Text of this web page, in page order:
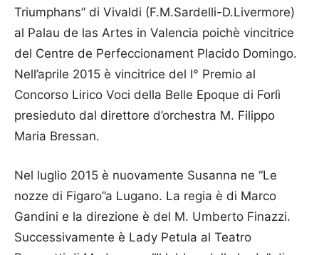
Triumphans” di Vivaldi (F.M.Sardelli-D.Livermore)
al Palau de las Artes in Valencia poichè vincitrice
del Centre de Perfeccionament Placido Domingo.
Nell’aprile 2015 è vincitrice del I° Premio al
Concorso Lirico Voci della Belle Epoque di Forlì
presieduto dal direttore d’orchestra M. Filippo
Maria Bressan.
Nel luglio 2015 è nuovamente Susanna ne “Le
nozze di Figaro”a Lugano. La regia è di Marco
Gandini e la direzione è del M. Umberto Finazzi.
Successivamente è Lady Petula al Teatro